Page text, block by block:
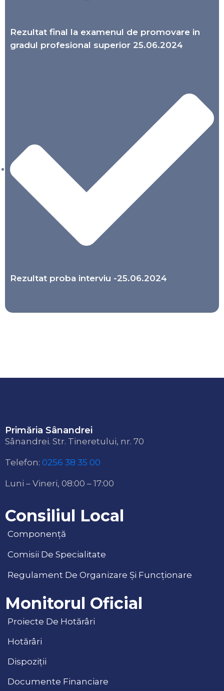
Rezultat final la examenul de promovare in
gradul profesional superior 25.06.2024
Rezultat proba interviu -25.06.2024
Primăria Sânandrei
Sânandrei. Str. Tineretului, nr. 70
Telefon: 0256 38 35 00
Luni – Vineri, 08:00 – 17:00
Consiliul Local
Componență
Comisii De Specialitate
Regulament De Organizare Și Funcționare
Monitorul Oficial
Proiecte De Hotărâri
Hotărâri
Dispoziții
Documente Financiare